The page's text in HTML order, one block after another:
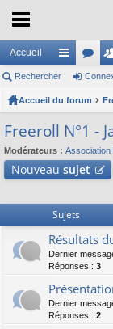
Accueil
ac
co
ur
ci
s
or
u
m
s
e
Rechercher
Accueil du forum
Freeroll N°1 -
Modérateurs : Association
Nouveau sujet
Sujets
Résultats
Dernier
Réponses : 3
Dernier
Réponses : 2